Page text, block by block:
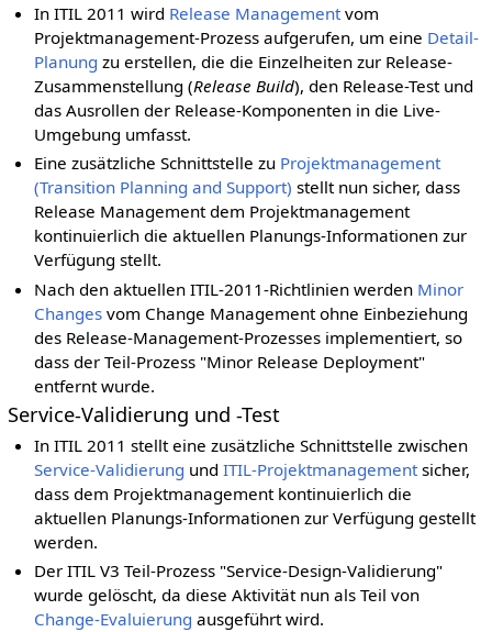
In ITIL 2011 wird Release Management vom
Projektmanagement-Prozess aufgerufen, um eine Detail-
Planung zu erstellen, die die Einzelheiten zur Release-
Zusammenstellung (Release Build), den Release-Test und
das Ausrollen der Release-Komponenten in die Live-
Umgebung umfasst.
Eine zusätzliche Schnittstelle zu Projektmanagement
(Transition Planning and Support) stellt nun sicher, dass
Release Management dem Projektmanagement
kontinuierlich die aktuellen Planungs-Informationen zur
Verfügung stellt.
Nach den aktuellen ITIL-2011-Richtlinien werden Minor
Changes vom Change Management ohne Einbeziehung
des Release-Management-Prozesses implementiert, so
dass der Teil-Prozess "Minor Release Deployment"
entfernt wurde.
Service-Validierung und -Test
In ITIL 2011 stellt eine zusätzliche Schnittstelle zwischen
Service-Validierung undITIL-Projektmanagement sicher,
dass dem Projektmanagement kontinuierlich die
aktuellen Planungs-Informationen zur Verfügung gestellt
werden.
Der ITIL V3 Teil-Prozess "Service-Design-Validierung"
wurde gelöscht, da diese Aktivität nun als Teil von
Change-Evaluierung ausgeführt wird.